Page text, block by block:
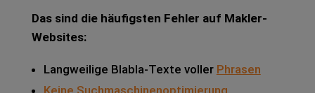
Das sind die häu­figs­ten Feh­ler auf Mak­ler-
Web­sites:
Lang­wei­li­ge Bla­bla-Texte vol­ler Phra­sen
Keine Such­ma­schi­nen­op­ti­mie­rung